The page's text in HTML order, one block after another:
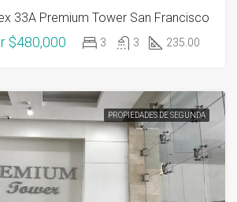
33A Premium Tower San Francisco
$480,000 3 3 235.00
PROPIEDADES DE SEGUNDA